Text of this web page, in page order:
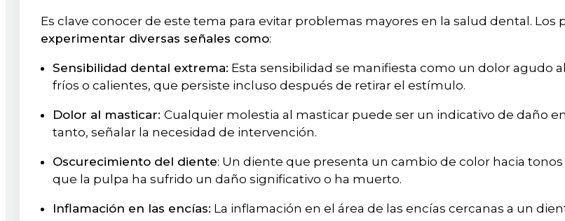
Es clave conocer de este tema para evitar problemas mayores en la salud dental. Los
experimentar diversas señales como:
Sensibilidad dental extrema: Esta sensibilidad se manifiesta como un dolor agudo
fríos o calientes, que persiste incluso después de retirar el estímulo.
Dolor al masticar: Cualquier molestia al masticar puede ser un indicativo de daño
tanto, señalar la necesidad de intervención.
Oscurecimiento del diente: Un diente que presenta un cambio de color hacia
que la pulpa ha sufrido un daño significativo o ha muerto.
Inflamación en las encías: La inflamación en el área de las encías cercanas a un